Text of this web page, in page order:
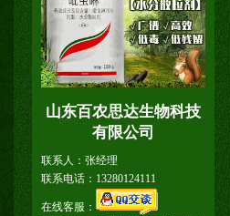
山东百农思达生物科技
有限公司
联系人：张经理
联系电话：13280124111
在线客服：